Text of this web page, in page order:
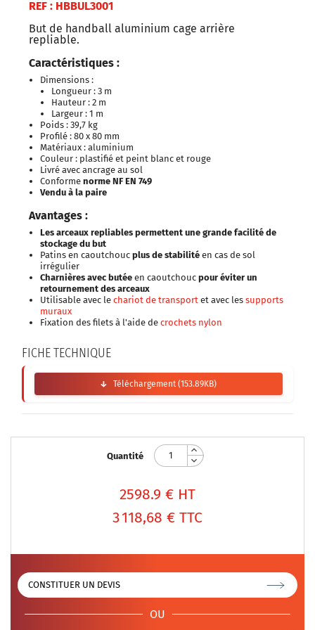
REF : HBBUL3001
But de handball aluminium cage arrière
repliable.
Caractéristiques :
Dimensions :
Longueur : 3 m
Hauteur : 2 m
Largeur : 1 m
Poids : 39,7 kg
Profilé : 80 x 80 mm
Matériaux : aluminium
Couleur : plastifié et peint blanc et rouge
Livré avec ancrage au sol
Conforme norme NF EN 749
Vendu à la paire
Avantages :
Les arceaux repliables permettent une grande facilité de
stockage du but
Patins en caoutchouc plus de stabilité en cas de sol
irrégulier
Charnières avec butée en caoutchouc pour éviter un
retournement des arceaux
Utilisable avec le chariot de transport et avec les supports
muraux
Fixation des filets à l'aide de crochets nylon
FICHE TECHNIQUE
Téléchargement (153.89KB)
Quantité
2598.9 € HT
3 118,68 € TTC
CONSTITUER UN DEVIS
OU